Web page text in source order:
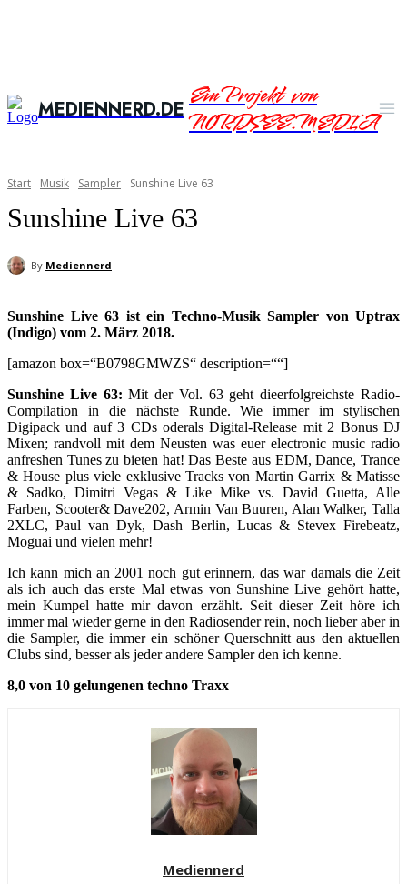
MEDIENNERD.DEEin Projekt von
NORDSEE.MEDIA
Start Musik Sampler Sunshine Live 63
Sunshine Live 63
By Mediennerd
Sunshine Live 63 ist ein Techno-Musik Sampler von Uptrax
(Indigo) vom 2. März 2018.
[amazon box=“B0798GMWZS“ description=““]
Sunshine Live 63:Mit der Vol. 63 geht dieerfolgreichste Radio-
Compilation in die nächste Runde. Wie immer im stylischen
Digipack und auf 3 CDs oderals Digital-Release mit 2 Bonus DJ
Mixen; randvoll mit dem Neusten was euer electronic music radio
anfreshen Tunes zu bieten hat! Das Beste aus EDM, Dance, Trance
& House plus viele exklusive Tracks von Martin Garrix & Matisse
& Sadko, Dimitri Vegas & Like Mike vs. David Guetta, Alle
Farben, Scooter& Dave202, Armin Van Buuren, Alan Walker, Talla
2XLC, Paul van Dyk, Dash Berlin, Lucas & Stevex Firebeatz,
Moguai und vielen mehr!
Ich kann mich an 2001 noch gut erinnern, das war damals die Zeit
als ich auch das erste Mal etwas von Sunshine Live gehört hatte,
mein Kumpel hatte mir davon erzählt. Seit dieser Zeit höre ich
immer mal wieder gerne in den Radiosender rein, noch lieber aber in
die Sampler, die immer ein schöner Querschnitt aus den aktuellen
Clubs sind, besser als jeder andere Sampler den ich kenne.
8,0 von 10 gelungenen techno Traxx
Mediennerd